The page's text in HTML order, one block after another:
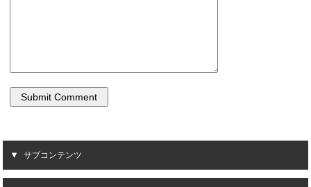
サブコンテンツ